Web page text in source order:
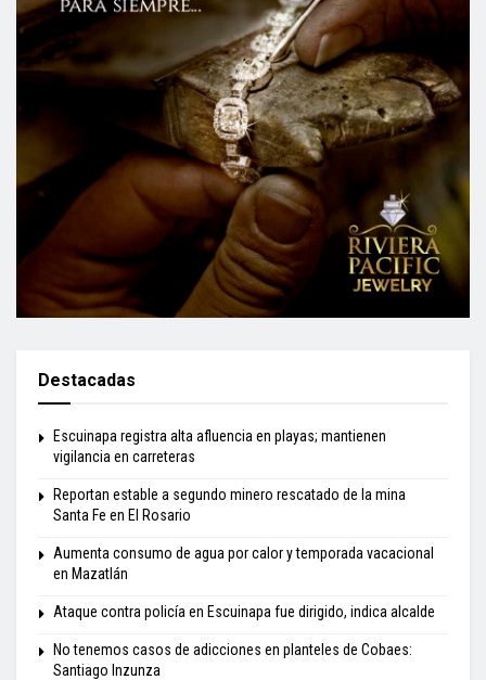
Destacadas
Escuinapa registra alta afluencia en playas; mantienen
vigilancia en carreteras
Reportan estable a segundo minero rescatado de la mina
Santa Fe en El Rosario
Aumenta consumo de agua por calor y temporada vacacional
en Mazatlán
Ataque contra policía en Escuinapa fue dirigido, indica alcalde
No tenemos casos de adicciones en planteles de Cobaes:
Santiago Inzunza